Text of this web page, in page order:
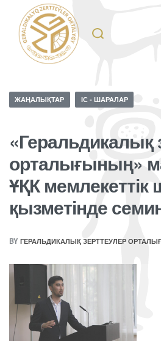
ЖАҢАЛЫҚТАР ІС - ШАРАЛАР
«Геральдикалық
орталығының»
ҰҚК мемлекеттік
қызметінде
BY ГЕРАЛЬДИКАЛЫҚ ЗЕРТТЕУЛЕР